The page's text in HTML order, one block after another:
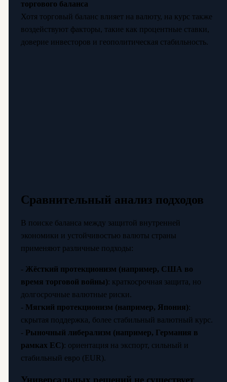
торгового баланса
Хотя торговый баланс влияет на валюту, на курс также
воздействуют факторы, такие как процентные ставки,
доверие инвесторов и геополитическая стабильность.
Сравнительный анализ подходов
В поиске баланса между защитой внутренней
экономики и устойчивостью валюты страны
применяют различные подходы:
- Жёсткий протекционизм (например, США во
время торговой войны): краткосрочная защита, но
долгосрочные валютные риски.
- Мягкий протекционизм (например, Япония):
скрытая поддержка, более стабильный валютный курс.
- Рыночный либерализм (например, Германия в
рамках ЕС): ориентация на экспорт, сильный и
стабильный евро (EUR).